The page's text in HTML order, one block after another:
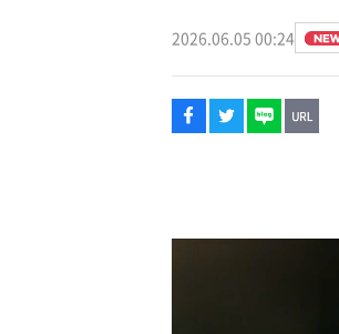
2026.06.05 00:24